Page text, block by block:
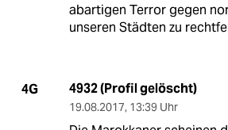
abartigen Terror gegen
unseren Städten zu
4G 4932 (Profil gelöscht)
19.08.2017, 13:39 Uhr